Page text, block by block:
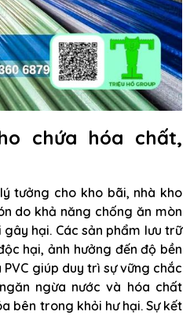
chứa hóa chất,
tưởng cho kho bãi, nhà kho
do khả năng chống ăn mòn
hại. Các sản phẩm lưu trữ
hại, ảnh hưởng đến độ bền
giúp duy trì sự vững chắc
ngừa nước và hóa chất
bên trong khỏi hư hại. Sự kết